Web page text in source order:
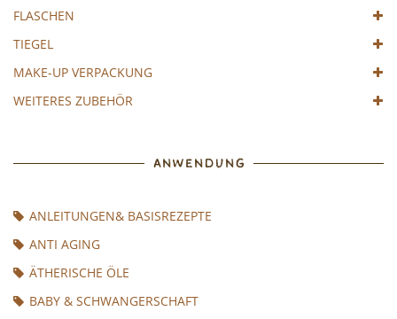
FLASCHEN
TIEGEL
MAKE-UP VERPACKUNG
WEITERES ZUBEHÖR
ANWENDUNG
ANLEITUNGEN& BASISREZEPTE
ANTI AGING
ÄTHERISCHE ÖLE
BABY & SCHWANGERSCHAFT